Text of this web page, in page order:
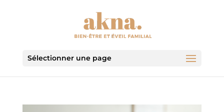
Sélectionner une page